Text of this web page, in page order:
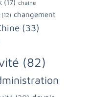
(17) chaine
(12) changement
(33)
(82)